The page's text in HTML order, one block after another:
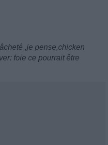
,je pense,chicken
foie ce pourrait être